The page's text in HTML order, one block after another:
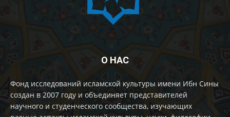
О НАС
Фонд исследований исламской культуры имени Ибн Сины
создан в 2007 году и объединяет представителей
научного и студенческого сообщества, изучающих